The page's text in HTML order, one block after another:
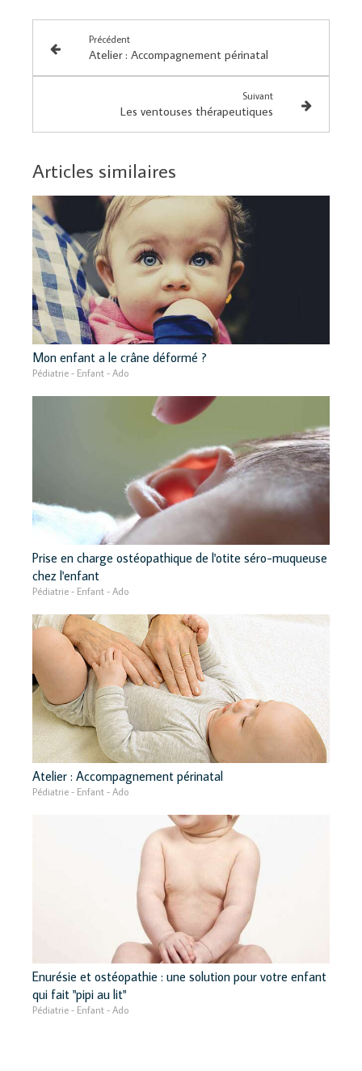
Précédent
Atelier : Accompagnement périnatal
Suivant
Les ventouses thérapeutiques
Articles similaires
Mon enfant a le crâne déformé ?
Pédiatrie - Enfant - Ado
Prise en charge ostéopathique de l'otite séro-muqueuse
chez l'enfant
Pédiatrie - Enfant - Ado
Atelier : Accompagnement périnatal
Pédiatrie - Enfant - Ado
Enurésie et ostéopathie : une solution pour votre enfant
qui fait "pipi au lit"
Pédiatrie - Enfant - Ado